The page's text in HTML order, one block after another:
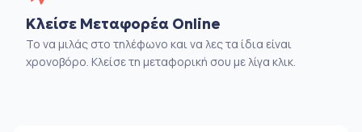
Κλείσε Μεταφορέα Online
Το να μιλάς στο τηλέφωνο και να λες τα ίδια είναι
χρονοβόρο. Κλείσε τη μεταφορική σου με λίγα κλικ.